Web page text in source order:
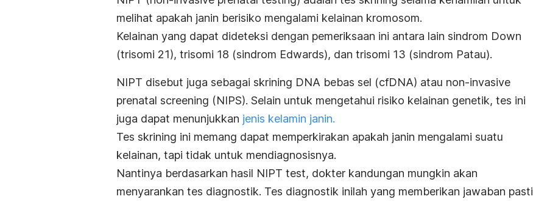
melihat apakah janin berisiko mengalami kelainan kromosom.
Kelainan yang dapat dideteksi dengan pemeriksaan ini antara lain sindrom Down
(trisomi 21), trisomi 18 (sindrom Edwards), dan trisomi 13 (sindrom Patau).
NIPT disebut juga sebagai skrining DNA bebas sel (cfDNA) atau non-invasive
prenatal screening (NIPS). Selain untuk mengetahui risiko kelainan genetik, tes ini
juga dapat menunjukkan jenis kelamin janin.
Tes skrining ini memang dapat memperkirakan apakah janin mengalami suatu
kelainan, tapi tidak untuk mendiagnosisnya.
Nantinya berdasarkan hasil NIPT test, dokter kandungan mungkin akan
menyarankan tes diagnostik. Tes diagnostik inilah yang memberikan jawaban pasti